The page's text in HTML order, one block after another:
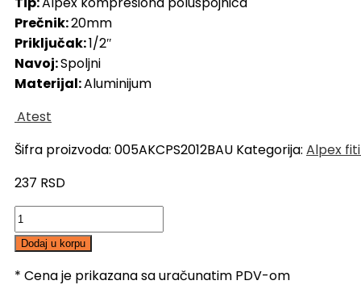
Prečnik:20mm
Priključak:1/2″
Navoj:Spoljni
Materijal:Aluminijum
Atest
Šifra proizvoda: 005AKCPS2012BAU Kategorija: Alpex
237 RSD
BAUHERR
Alpex
kompresiona
poluspojnica
Dodaj u korpu
* Cena je prikazana sa uračunatim PDV-om